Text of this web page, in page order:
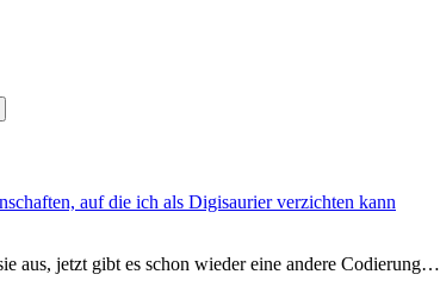
auf die ich als Digisaurier verzichten kann
aus, jetzt gibt es schon wieder eine andere Codierung…